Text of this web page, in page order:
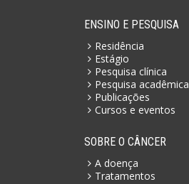
ENSINO E PESQUISA
Residência
Estágio
Pesquisa clínica
Pesquisa acadêmica
Publicações
Cursos e eventos
SOBRE O CÂNCER
A doença
Tratamentos